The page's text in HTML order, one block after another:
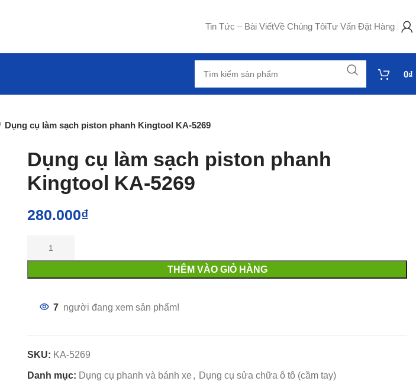
Tin Tức – Bài ViếtVề Chúng TôiTư Vấn Đặt Hàng
0₫
Dụng cụ làm sạch piston phanh Kingtool KA-5269
Dụng cụ làm sạch piston phanh
Kingtool KA-5269
280.000₫
THÊM VÀO GIỎ HÀNG
7 người đang xem sản phẩm!
SKU: KA-5269
Danh mục: Dụng cụ phanh và bánh xe , Dụng cụ sửa chữa ô tô (cầm tay)